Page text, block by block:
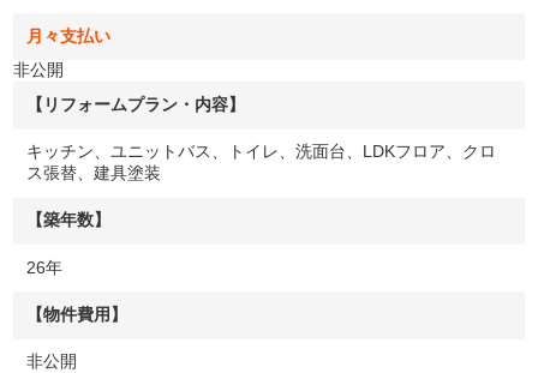
月々支払い
非公開
【リフォームプラン・内容】
キッチン、ユニットバス、トイレ、洗面台、LDKフロア、クロ
ス張替、建具塗装
【築年数】
26年
【物件費用】
非公開